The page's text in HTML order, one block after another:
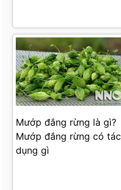
Mướp đắng rừng là gì?
Mướp đắng rừng có tác
dụng gì